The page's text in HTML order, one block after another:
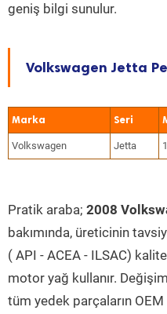
geniş bilgi sunulur.
Volkswagen Jetta
Marka Seri
Volkswagen Jetta
Pratik araba; 2008
bakımında, üreticinin
( API - ACEA - ILSAC)
motor yağ kullanır.
tüm yedek parçaların